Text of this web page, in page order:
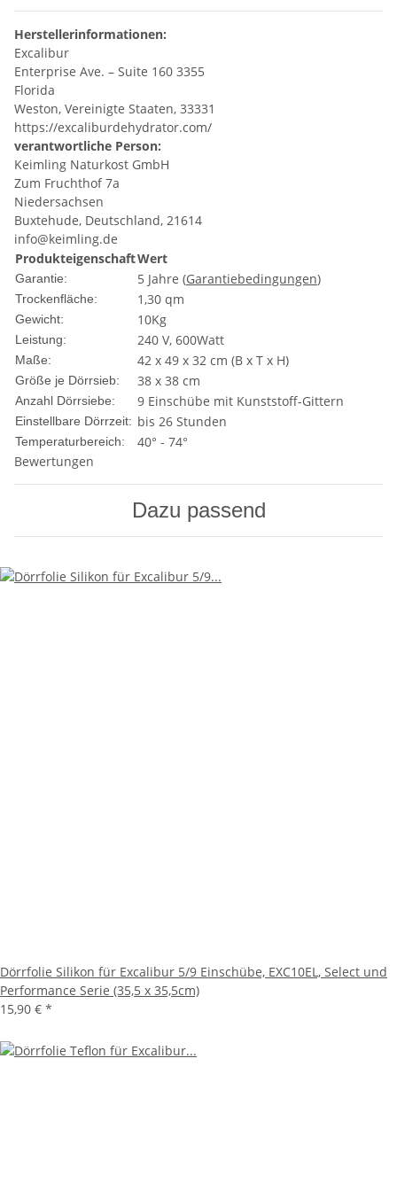
Herstellerinformationen:
Excalibur
Enterprise Ave. – Suite 160 3355
Florida
Weston, Vereinigte Staaten, 33331
https://excaliburdehydrator.com/
verantwortliche Person:
Keimling Naturkost GmbH
Zum Fruchthof 7a
Niedersachsen
Buxtehude, Deutschland, 21614
info@keimling.de
ProdukteigenschaftWert
Garantie: 5 Jahre (Garantiebedingungen)
Trockenfläche: 1,30 qm
Gewicht: 10Kg
Leistung: 240 V, 600Watt
Maße: 42 x 49 x 32 cm (B x T x H)
Größe je Dörrsieb: 38 x 38 cm
Anzahl Dörrsiebe: 9 Einschübe mit Kunststoff-Gittern
Einstellbare Dörrzeit: bis 26 Stunden
Temperaturbereich:
40° - 74°
Bewertungen
Dazu passend
Dörrfolie Silikon für Excalibur 5/9 Einschübe, EXC10EL, Select und
Performance Serie (35,5 x 35,5cm)
15,90 € *